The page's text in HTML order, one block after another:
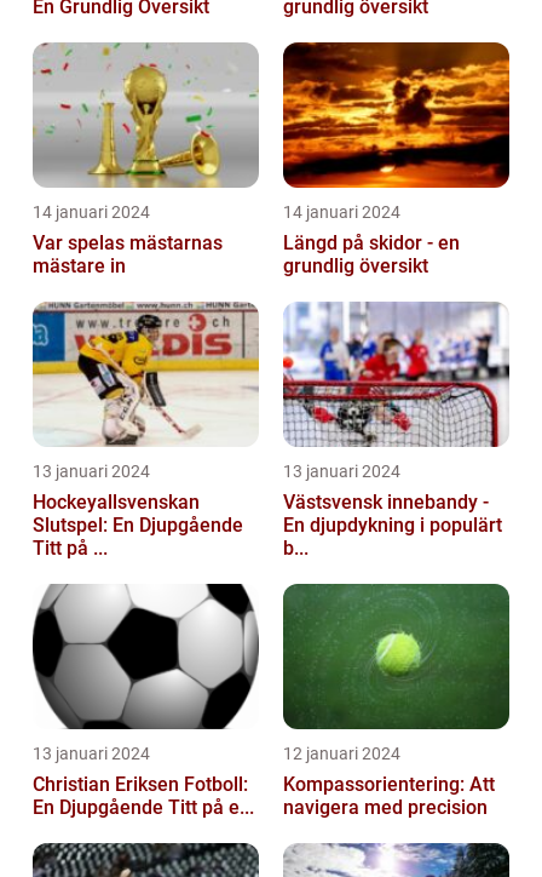
En Grundlig Översikt
grundlig översikt
14 januari 2024
Var spelas mästarnas
mästare in
14 januari 2024
Längd på skidor - en
grundlig översikt
13 januari 2024
Hockeyallsvenskan
Slutspel: En Djupgående
Titt på ...
13 januari 2024
Västsvensk innebandy -
En djupdykning i populärt
b...
13 januari 2024
Christian Eriksen Fotboll:
En Djupgående Titt på e...
12 januari 2024
Kompassorientering: Att
navigera med precision